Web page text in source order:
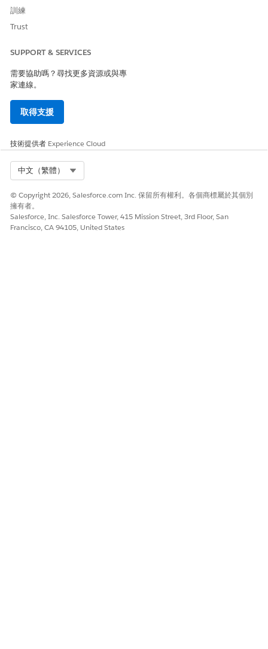
請讓我們知道，以便我們改進！
是
訓練
Trust
SUPPORT & SERVICES
需要協助嗎？尋找更多資源或與專
家連線。
取得支援
技術提供者 Experience Cloud
中文（繁體）
© Copyright 2026, Salesforce.com Inc. 保留所有權利。各個商標屬於其個別
擁有者。
Salesforce, Inc. Salesforce Tower, 415 Mission Street, 3rd Floor, San
Francisco, CA 94105, United States